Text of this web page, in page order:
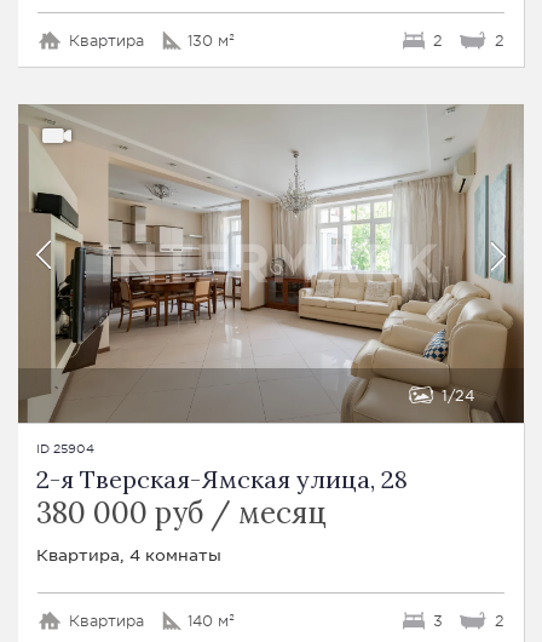
Квартира 130 м² 2 2
1 24
ID 25904
2-я Тверская-Ямская улица, 28
380 000 руб / месяц
Квартира, 4 комнаты
Квартира 140 м² 3 2